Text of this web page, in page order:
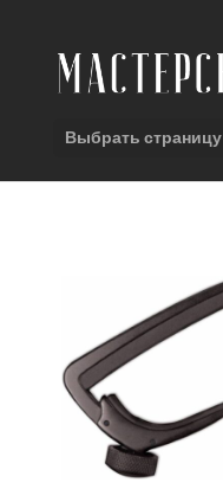
Выбрать страницу